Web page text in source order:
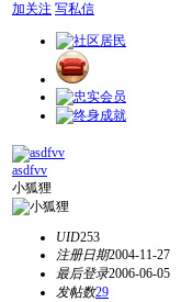
加关注 写私信
asdfvv
小狐狸
UID253
注册日期2004-11-27
最后登录2006-06-05
发帖数29